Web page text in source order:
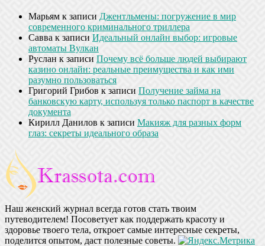
Марьям к записи Джентльмены: погружение в мир
современного криминального триллера
Савва к записи Идеальный онлайн выбор: игровые
автоматы Вулкан
Руслан к записи Почему всё больше людей выбирают
казино онлайн: реальные преимущества и как ими
разумно пользоваться
Григорий Грибов к записи Получение займа на
банковскую карту, используя только паспорт в качестве
документа
Кирилл Данилов к записи Макияж для разных форм
глаз: секреты идеального образа
Наш женский журнал всегда готов стать твоим
путеводителем! Посоветует как поддержать красоту и
здоровье твоего тела, откроет самые интересные секреты,
поделится опытом, даст полезные советы.